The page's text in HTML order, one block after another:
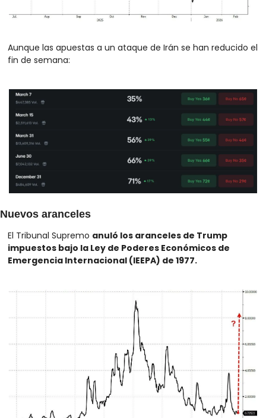
Aunque las apuestas a un ataque de Irán se han reducido el
fin de semana:
Nuevos aranceles
El Tribunal Supremo anuló los aranceles de Trump
impuestos bajo la Ley de Poderes Económicos de
Emergencia Internacional (IEEPA) de 1977.